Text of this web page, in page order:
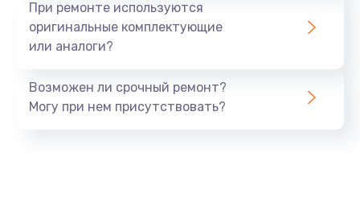
При ремонте используются
оригинальные комплектующие
или аналоги?
Возможен ли срочный ремонт?
Могу при нем присутствовать?